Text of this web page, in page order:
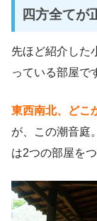
四方全てが
先ほど紹介した
っている部屋で
東西南北、どこ
が、この潮音庭
は2つの部屋を